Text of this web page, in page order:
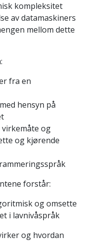
kompleksitet
av datamaskiners
mellom dette
fra en
hensyn på
og
og kjørende
forstår:
og omsette
i lavnivåspråk
og hvordan